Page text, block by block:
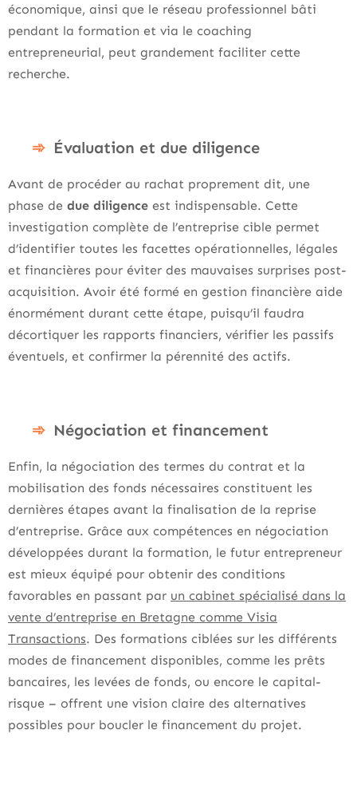
économique, ainsi que le réseau professionnel bâti
pendant la formation et via le coaching
entrepreneurial, peut grandement faciliter cette
recherche.
Évaluation et due diligence
Avant de procéder au rachat proprement dit, une
phase de due diligence est indispensable. Cette
investigation complète de l’entreprise cible permet
d’identifier toutes les facettes opérationnelles, légales
et financières pour éviter des mauvaises surprises post-
acquisition. Avoir été formé en gestion financière aide
énormément durant cette étape, puisqu’il faudra
décortiquer les rapports financiers, vérifier les passifs
éventuels, et confirmer la pérennité des actifs.
Négociation et financement
Enfin, la négociation des termes du contrat et la
mobilisation des fonds nécessaires constituent les
dernières étapes avant la finalisation de la reprise
d’entreprise. Grâce aux compétences en négociation
développées durant la formation, le futur entrepreneur
est mieux équipé pour obtenir des conditions
favorables en passant par un cabinet spécialisé dans la
vente d’entreprise en Bretagne comme Visia
Transactions. Des formations ciblées sur les différents
modes de financement disponibles, comme les prêts
bancaires, les levées de fonds, ou encore le capital-
risque – offrent une vision claire des alternatives
possibles pour boucler le financement du projet.